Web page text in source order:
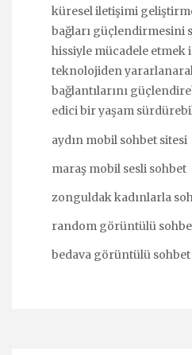
küresel iletişimi
bağları güçlendirmesini
hissiyle mücadele etmek
teknolojiden
bağlantılarını
edici bir yaşam
aydın mobil sohbet sitesi
maraş mobil sesli sohbet
zonguldak kadınlarla
random görüntülü
bedava görüntülü sohbet